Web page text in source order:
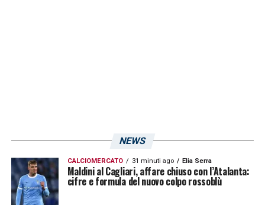
LA PLAYLIST DELLE NOSTRE TOP NEWS
NEWS
CALCIOMERCATO 31 minuti ago Elia Serra
Maldini al Cagliari, affare chiuso con l’Atalanta:
cifre e formula del nuovo colpo rossoblù